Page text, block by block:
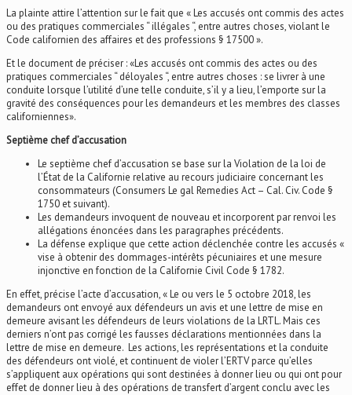
La plainte attire l’attention sur le fait que « Les accusés ont commis des actes
ou des pratiques commerciales “ illégales “, entre autres choses, violant le
Code californien des affaires et des professions § 17500 ».
Et le document de préciser : «Les accusés ont commis des actes ou des
pratiques commerciales “ déloyales “, entre autres choses : se livrer à une
conduite lorsque l’utilité d’une telle conduite, s’il y a lieu, l’emporte sur la
gravité des conséquences pour les demandeurs et les membres des classes
californiennes».
Septième chef d’accusation
Le septième chef d’accusation se base sur la Violation de la loi de
l’État de la Californie relative au recours judiciaire concernant les
consommateurs (Consumers Le gal Remedies Act – Cal. Civ. Code §
1750 et suivant).
Les demandeurs invoquent de nouveau et incorporent par renvoi les
allégations énoncées dans les paragraphes précédents.
La défense explique que cette action déclenchée contre les accusés «
vise à obtenir des dommages-intérêts pécuniaires et une mesure
injonctive en fonction de la Californie Civil Code § 1782.
En effet, précise l’acte d’accusation, « Le ou vers le 5 octobre 2018, les
demandeurs ont envoyé aux défendeurs un avis et une lettre de mise en
demeure avisant les défendeurs de leurs violations de la LRTL. Mais ces
derniers n’ont pas corrigé les fausses déclarations mentionnées dans la
lettre de mise en demeure. Les actions, les représentations et la conduite
des défendeurs ont violé, et continuent de violer l’ERTV parce qu’elles
s’appliquent aux opérations qui sont destinées à donner lieu ou qui ont pour
effet de donner lieu à des opérations de transfert d’argent conclu avec les